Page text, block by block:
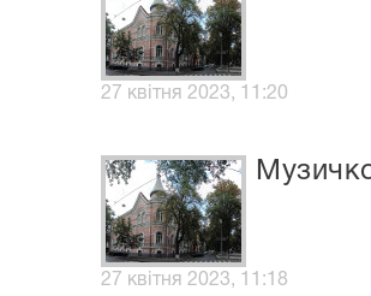
27 квітня 2023, 11:20
27 квітня 2023, 11:18